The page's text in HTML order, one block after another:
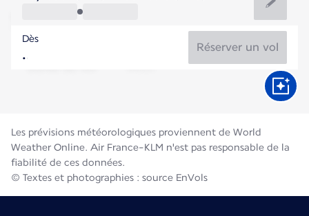
São Paulo
Brésil
Dès
Réserver un vol
Les prévisions météorologiques proviennent de World
Weather Online. Air France-KLM n'est pas responsable de la
fiabilité de ces données.
© Textes et photographies : source EnVols